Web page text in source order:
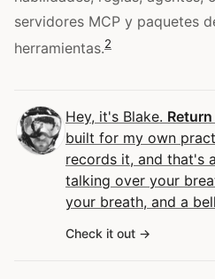
servidores MCP y paquetes
herramientas.2
Hey, it's Blake. Return
built for my own
records it, and that's
talking over your
your breath, and a
Check it out